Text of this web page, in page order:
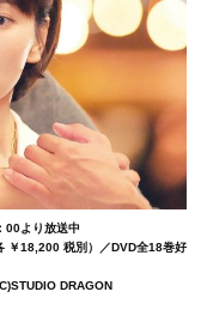
00より放送中
￥18,200 税別）／DVD全18巻好
DRAGON